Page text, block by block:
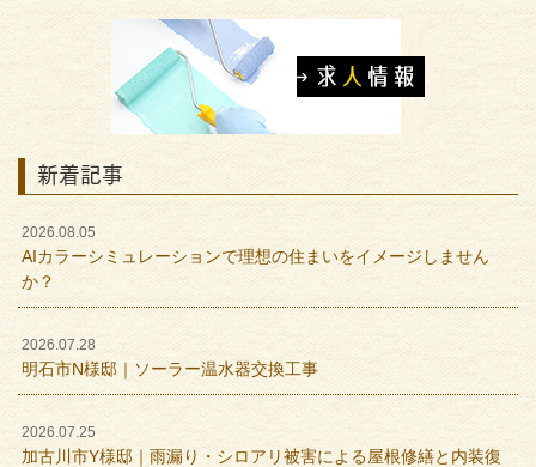
新着記事
2026.08.05
AIカラーシミュレーションで理想の住まいをイメージしません
か？
2026.07.28
明石市N様邸｜ソーラー温水器交換工事
2026.07.25
加古川市Y様邸｜雨漏り・シロアリ被害による屋根修繕と内装復